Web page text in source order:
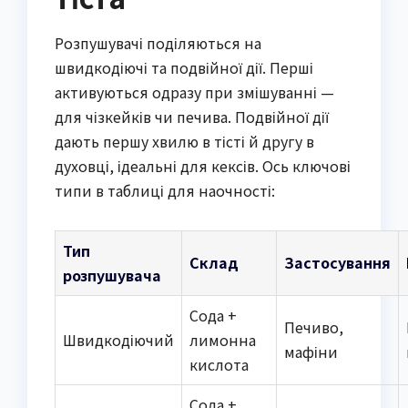
Розпушувачі поділяються на
швидкодіючі та подвійної дії. Перші
активуються одразу при змішуванні —
для чізкейків чи печива. Подвійної дії
дають першу хвилю в тісті й другу в
духовці, ідеальні для кексів. Ось ключові
типи в таблиці для наочності:
Тип
розпушувача
Склад Застосування
Швидкодіючий
Сода +
лимонна
кислота
Печиво,
мафіни